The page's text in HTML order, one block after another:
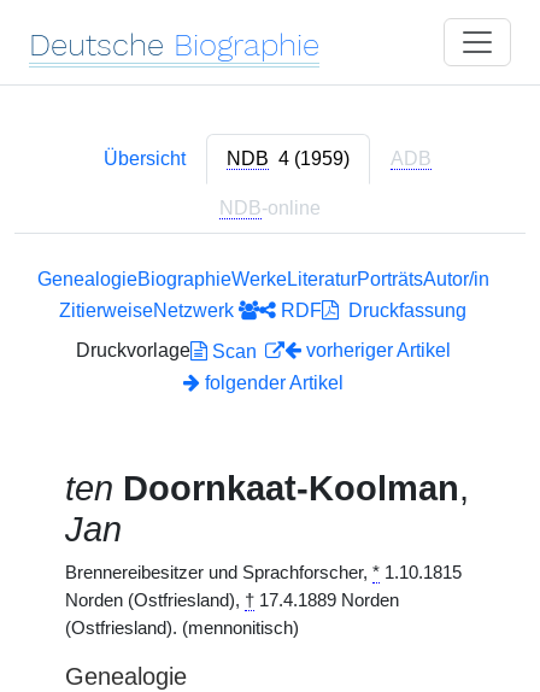
Deutsche Biographie
Übersicht NDB 4 (1959) ADB
NDB-online
GenealogieBiographieWerkeLiteraturPorträtsAutor/in
ZitierweiseNetzwerk RDF
Druckfassung
Druckvorlage
Scan
vorheriger Artikel
folgender Artikel
ten Doornkaat-Koolman,
Jan
Brennereibesitzer und Sprachforscher, * 1.10.1815
Norden (Ostfriesland), † 17.4.1889 Norden
(Ostfriesland). (mennonitisch)
Genealogie